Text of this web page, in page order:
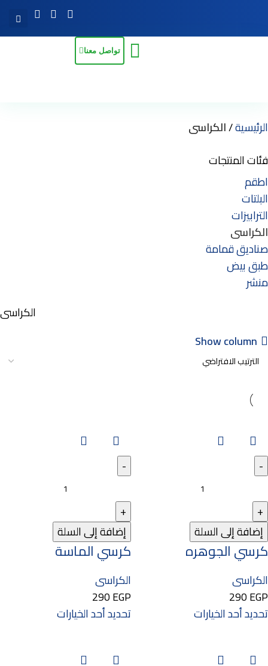
تواصل معنا
الرئيسية الكراسى
فئات المنتجات
اطقم
البلتات
الترابيزات
الكراسى
صناديق قمامة
طبق بيض
منشر
الكراسى
Show column
إضافة إلى السلة
كرسي الجوهره
الكراسى
290EGP
تحديد أحد الخيارات
إضافة إلى السلة
كرسي الماسة
الكراسى
290EGP
تحديد أحد الخيارات